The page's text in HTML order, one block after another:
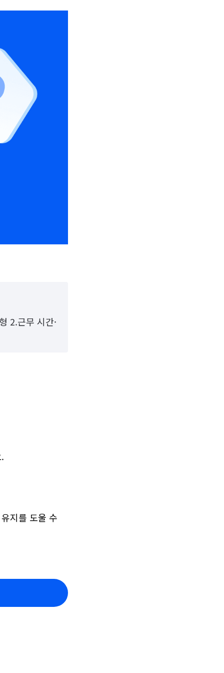
2.근무 시간·
지를 도울 수